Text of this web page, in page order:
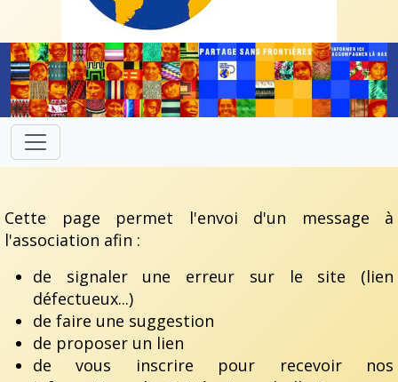
Cette page permet l'envoi d'un message à
l'association afin :
de signaler une erreur sur le site (lien
défectueux...)
de faire une suggestion
de proposer un lien
de vous inscrire pour recevoir nos